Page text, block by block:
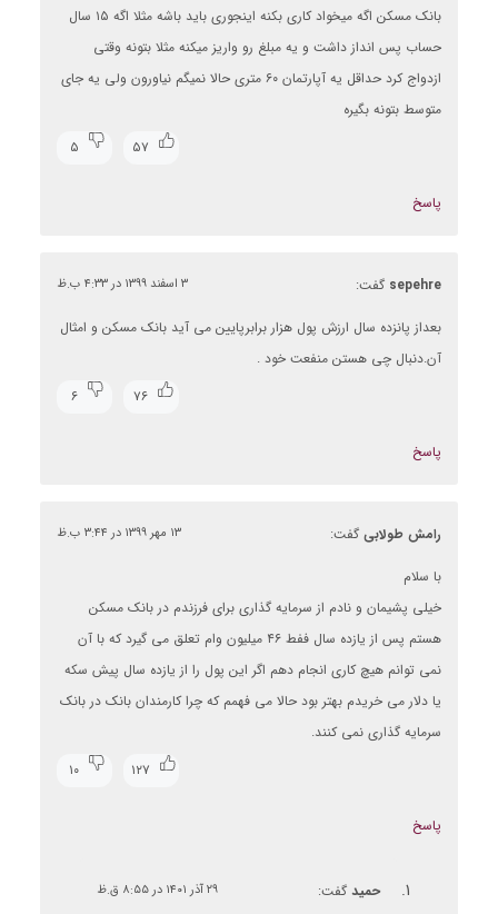
بانک مسکن اگه میخواد کاری بکنه اینجوری باید باشه مثلا اگه ۱۵ سال
حساب پس انداز داشت و یه مبلغ رو واریز میکنه مثلا بتونه وقتی
ازدواج کرد حداقل یه آپارتمان ۶۰ متری حالا نمیگم نیاورون ولی یه جای
متوسط بتونه بگیره
۵۷
۵
پاسخ
sepehre گفت: ۳ اسفند ۱۳۹۹ در ۴:۳۳ ب.ظ
بعداز پانزده سال ارزش پول هزار برابرپایین می آید بانک مسکن و امثال
آن.دنبال چی هستن منفعت خود .
۷۶
۶
پاسخ
رامش طولابی گفت: ۱۳ مهر ۱۳۹۹ در ۳:۴۴ ب.ظ
با سلام
خیلی پشیمان و نادم از سرمایه گذاری برای فرزندم در بانک مسکن
هستم پس از یازده سال ففط ۴۶ میلیون وام تعلق می گیرد که با آن
نمی توانم هیچ کاری انجام دهم اگر این پول را از یازده سال پیش سکه
یا دلار می خریدم بهتر بود حالا می فهمم که چرا کارمندان بانک در بانک
سرمایه گذاری نمی کنند.
۱۲۷
۱۰
پاسخ
حمید گفت: ۲۹ آذر ۱۴۰۱ در ۸:۵۵ ق.ظ